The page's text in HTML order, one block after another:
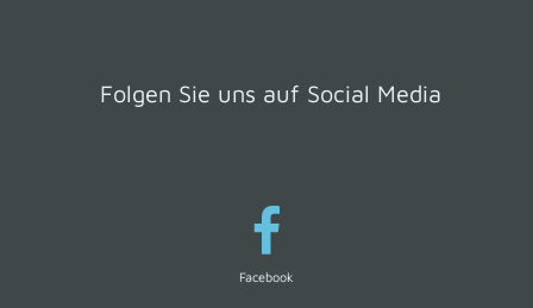
Folgen Sie uns auf Social Media
Facebook